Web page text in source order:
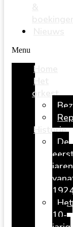
Menu
Home
Het
orkest
Historie
De
jaren
Het
10-